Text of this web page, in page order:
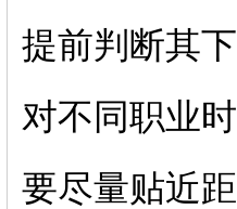
提前判断其
对不同职业
要尽量贴近